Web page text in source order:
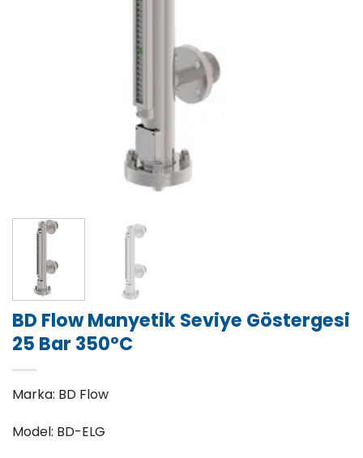
BD Flow Manyetik Seviye Göstergesi
25 Bar 350°C
Marka: BD Flow
Model: BD-ELG